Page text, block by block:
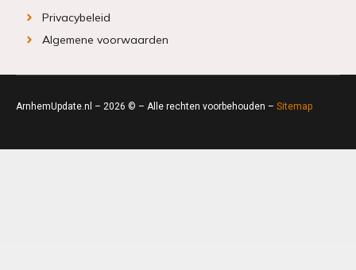
Privacybeleid
Algemene voorwaarden
ArnhemUpdate.nl – 2026 © – Alle rechten voorbehouden – Sitemap